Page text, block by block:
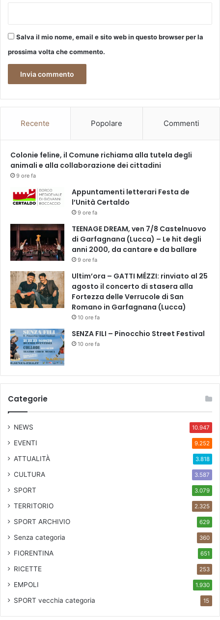
Salva il mio nome, email e sito web in questo browser per la
prossima volta che commento.
Recente Popolare Commenti
Colonie feline, il Comune richiama alla tutela degli
animali e alla collaborazione dei cittadini
9 ore fa
Appuntamenti letterari Festa de
l’Unità Certaldo
9 ore fa
TEENAGE DREAM, ven 7/8 Castelnuovo
di Garfagnana (Lucca) – Le hit degli
anni 2000, da cantare e da ballare
9 ore fa
Ultim’ora – GATTI MÉZZI: rinviato al 25
agosto il concerto di stasera alla
Fortezza delle Verrucole di San
Romano in Garfagnana (Lucca)
10 ore fa
SENZA FILI – Pinocchio Street Festival
10 ore fa
Categorie
NEWS 10.947
EVENTI 9.252
ATTUALITÀ 3.818
CULTURA 3.587
SPORT 3.079
TERRITORIO 2.325
SPORT ARCHIVIO 629
Senza categoria 360
FIORENTINA 651
RICETTE 253
EMPOLI 1.930
SPORT vecchia categoria 15